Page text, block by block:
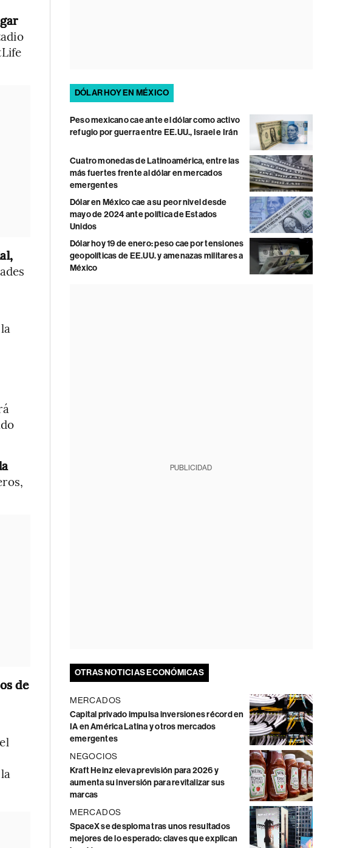
de
DÓLAR HOY EN MÉXICO
Peso mexicano cae ante el dólar como activo
refugio por guerra entre EE.UU., Israel e Irán
Cuatro monedas de Latinoamérica, entre las
más fuertes frente al dólar en mercados
emergentes
Dólar en México cae a su peor nivel desde
mayo de 2024 ante política de Estados
Unidos
Dólar hoy 19 de enero: peso cae por tensiones
geopolíticas de EE.UU. y amenazas militares a
México
PUBLICIDAD
OTRAS NOTICIAS ECONÓMICAS
MERCADOS
Capital privado impulsa inversiones récord en
IA en América Latina y otros mercados
emergentes
NEGOCIOS
Kraft Heinz eleva previsión para 2026 y
aumenta su inversión para revitalizar sus
marcas
MERCADOS
SpaceX se desploma tras unos resultados
mejores de lo esperado: claves que explican